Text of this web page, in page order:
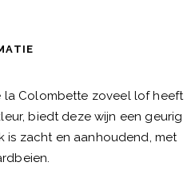
la Colombette zoveel lof heeft
biedt deze wijn een geurig
is zacht en aanhoudend, met